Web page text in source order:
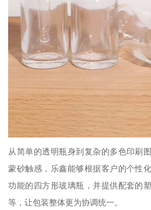
从简单的透明瓶身到复杂的多色印刷
蒙砂触感，乐鑫能够根据客户的个性
功能的四方形玻璃瓶，并提供配套的
等，让包装整体更为协调统一。